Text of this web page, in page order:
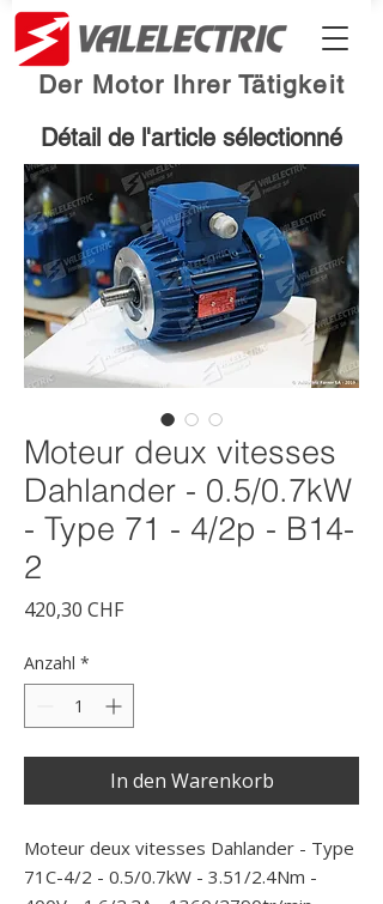
Der Motor Ihrer Tätigkeit
Détail de l'article sélectionné
Moteur deux vitesses
Dahlander - 0.5/0.7kW
- Type 71 - 4/2p - B14-
2
420,30 CHFPreis
Anzahl *
In den Warenkorb
Moteur deux vitesses Dahlander - Type
71C-4/2 - 0.5/0.7kW - 3.51/2.4Nm -